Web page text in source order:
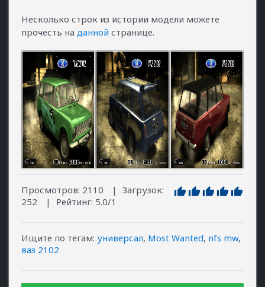
Несколько строк из истории модели можете
прочесть на данной странице.
Просмотров: 2110 | Загрузок:
252
| Рейтинг: 5.0/1
Ищите по тегам: универсал, Most Wanted, nfs mw,
ваз 2102